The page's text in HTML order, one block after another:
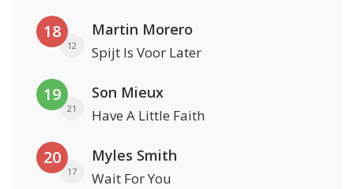
18
12
Martin Morero
Spijt Is Voor Later
19
21
Son Mieux
Have A Little Faith
20
17
Myles Smith
Wait For You